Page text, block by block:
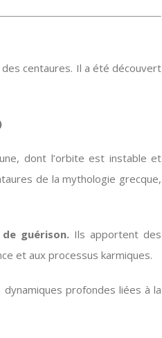
centaures. Il a été découvert
dont l’orbite est instable et
de la mythologie grecque,
guérison. Ils apportent des
et aux processus karmiques.
profondes liées à la